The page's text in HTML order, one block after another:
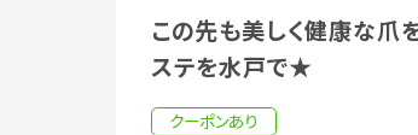
この先も美しく健康な爪
ステを水戸で★
クーポンあり